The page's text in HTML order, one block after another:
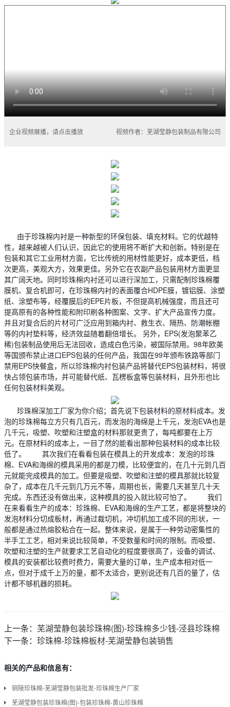
企业视频展播，请点击播放 视频作者：芜湖莹静包装制品有限公司
由于珍珠棉内衬是一种新型的环保包装、填充材料。它的优越特
性，越来越被人们认识，因此它的使用将不断扩大和创新。特别是在
包装和其它工业用材方面，它比传统的用材性能更好，成本更低，档
次更高，美观大方，效果更佳。另外它在农副产品包装用材方面更显
其广阔天地。同时珍珠棉内衬还可以进行深加工，只需配制珍珠棉覆
膜机、复合机即可，在珍珠棉内衬的表面覆合HDPE膜，镀铝膜、涂塑
纸、涂塑布等，经覆膜后的EPE片板，不但提高机械强度，而且还可
提高原有的各种性能和附印刷各种图案、文字、扩大产品宣传力度。
并且对复合后的片材可广泛应用到箱内衬、救生衣、隔热、防潮帐棚
等的内衬垫料等，经济效益随着翻倍增长。 另外，EPS(发泡聚苯乙
稀)包装制品使用后无法回收，造成白色污染，被国际禁用。98年欧美
等国颁布禁止进口EPS包装的任何产品，我国在99年颁布铁路等部门
禁用EPS快餐盒，所以珍珠棉内衬包装产品将替代EPS包装材料，将很
快占领包装市场，并可能替代纸、瓦楞板盒等包装材料，且外形也比
任何包装材料美观。
珍珠棉深加工厂家为你介绍；首先说下包装材料的原材料成本。发
泡的珍珠棉每立方只有几百元，而发泡的海绵是上千元，发泡EVA也是
几千元，吸塑、吹塑和注塑盒的材料那就更贵了，每吨都要在上万
元。在原材料的成本上，一目了然的能看出那种包装材料的成本比较
低了。 其次我们在看看包装在模具上的开发成本：发泡的珍珠
棉、EVA和海绵的模具采用的都是刀模，比较便宜的，在几十元到几百
元就能完成模具的加工。但要是吸塑、吹塑和注塑的模具那就比较复
杂了，成本在几千元到几万元不等，周期也长，需要几天甚至几十天
完成。东西还没有做出来，这种模具的投入就比较可怕了。 我们
在来看看生产的成本：珍珠棉、EVA和海绵的生产工艺，都是将整块的
发泡材料分切成板材，再通过裁切机，冲切机加工成不同的形状，一
般都是通过热熔胶粘合在一起。整体来说，是属于一种劳动密集性的
半手工工艺，相对来说比较简单，不受数量和时间的限制。而吸塑、
吹塑和注塑的生产就要求工艺自动化的程度要很高了，设备的调试、
模具的安装都比较费时费力，需要大量的订单，生产成本相对低一
点，但对于成千上万的量，都不太适合，更别说还有几百的量了，估
计都不够机器的损耗。
上一条： 芜湖莹静包装珍珠棉(图)-珍珠棉多少钱-泾县珍珠棉
下一条： 珍珠棉-珍珠棉板材-芜湖莹静包装销售
相关的产品和信息有：
铜陵珍珠棉-芜湖莹静包装批发-珍珠棉生产厂家
芜湖莹静包装珍珠棉(图)-包装珍珠棉-黄山珍珠棉